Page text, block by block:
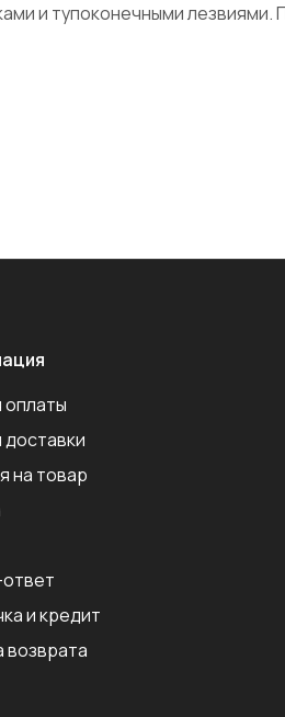
и тупоконечными лезвиями.
оплаты
доставки
на товар
и кредит
возврата